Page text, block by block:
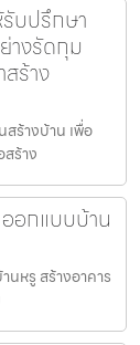
บปรึกษา
างรัดกุม
ร้าง
ร้างบ้าน เพื่อ
ร้าง
อกแบบบ้าน
นหรู สร้างอาคาร